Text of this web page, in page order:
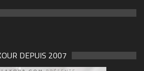
DEPUIS 2007